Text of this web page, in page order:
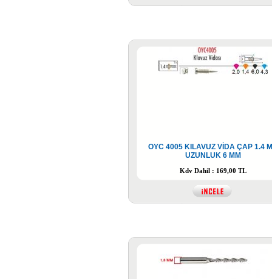
OYC 4005 KILAVUZ VİDA ÇAP 1.4
UZUNLUK 6 MM
Kdv Dahil : 169,00 TL